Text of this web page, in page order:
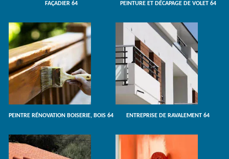
FAÇADIER 64 PEINTURE ET DÉCAPAGE DE VOLET 64
PEINTRE RÉNOVATION BOISERIE, BOIS 64 ENTREPRISE DE RAVALEMENT 64